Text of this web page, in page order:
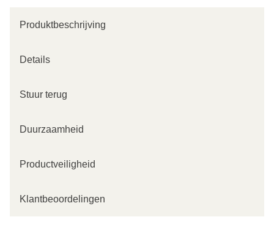
Produktbeschrijving
Details
Stuur terug
Duurzaamheid
Productveiligheid
Klantbeoordelingen